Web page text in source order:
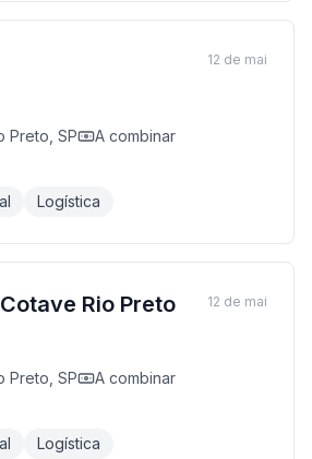
Preto, SP
A combinar
Logística
12 de mai
Rio Preto
Preto, SP
A combinar
Logística
12 de mai